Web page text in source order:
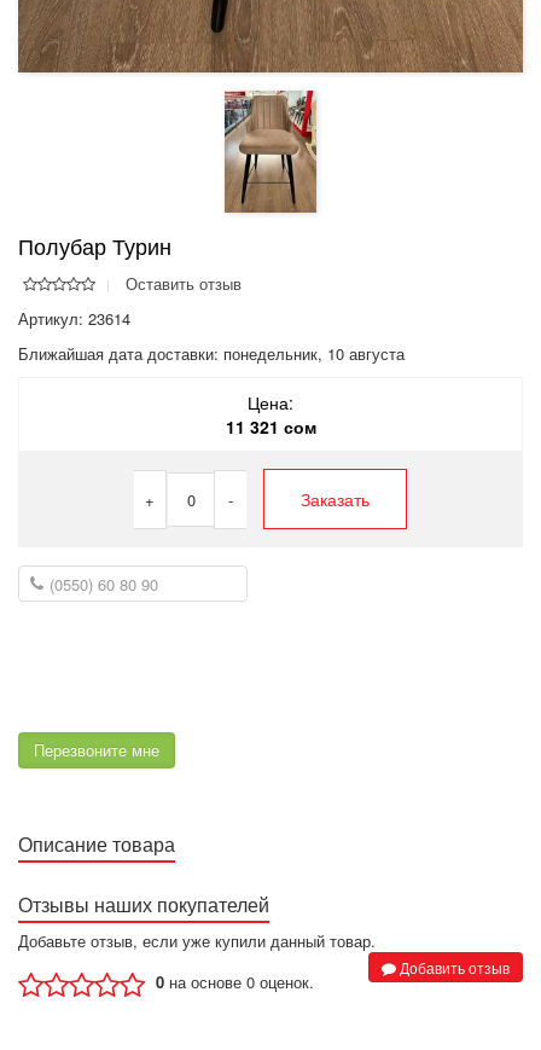
Полубар Турин
Оставить отзыв
Артикул: 23614
Ближайшая дата доставки: понедельник, 10 августа
Цена:
11 321 сом
+ 0 - Заказать
Перезвоните мне
Описание товара
Отзывы наших покупателей
Добавьте отзыв, если уже купили данный товар.
Добавить отзыв
0 на основе 0 оценок.